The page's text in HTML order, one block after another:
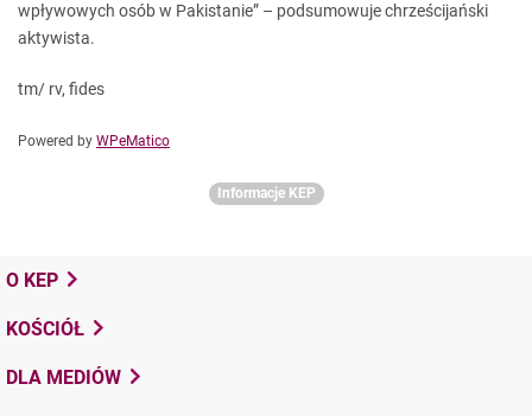
wpływowych osób w Pakistanie” – podsumowuje chrześcijański
aktywista.
tm/ rv, fides
Powered by WPeMatico
Informacje KEP
O KEP
KOŚCIÓŁ
DLA MEDIÓW